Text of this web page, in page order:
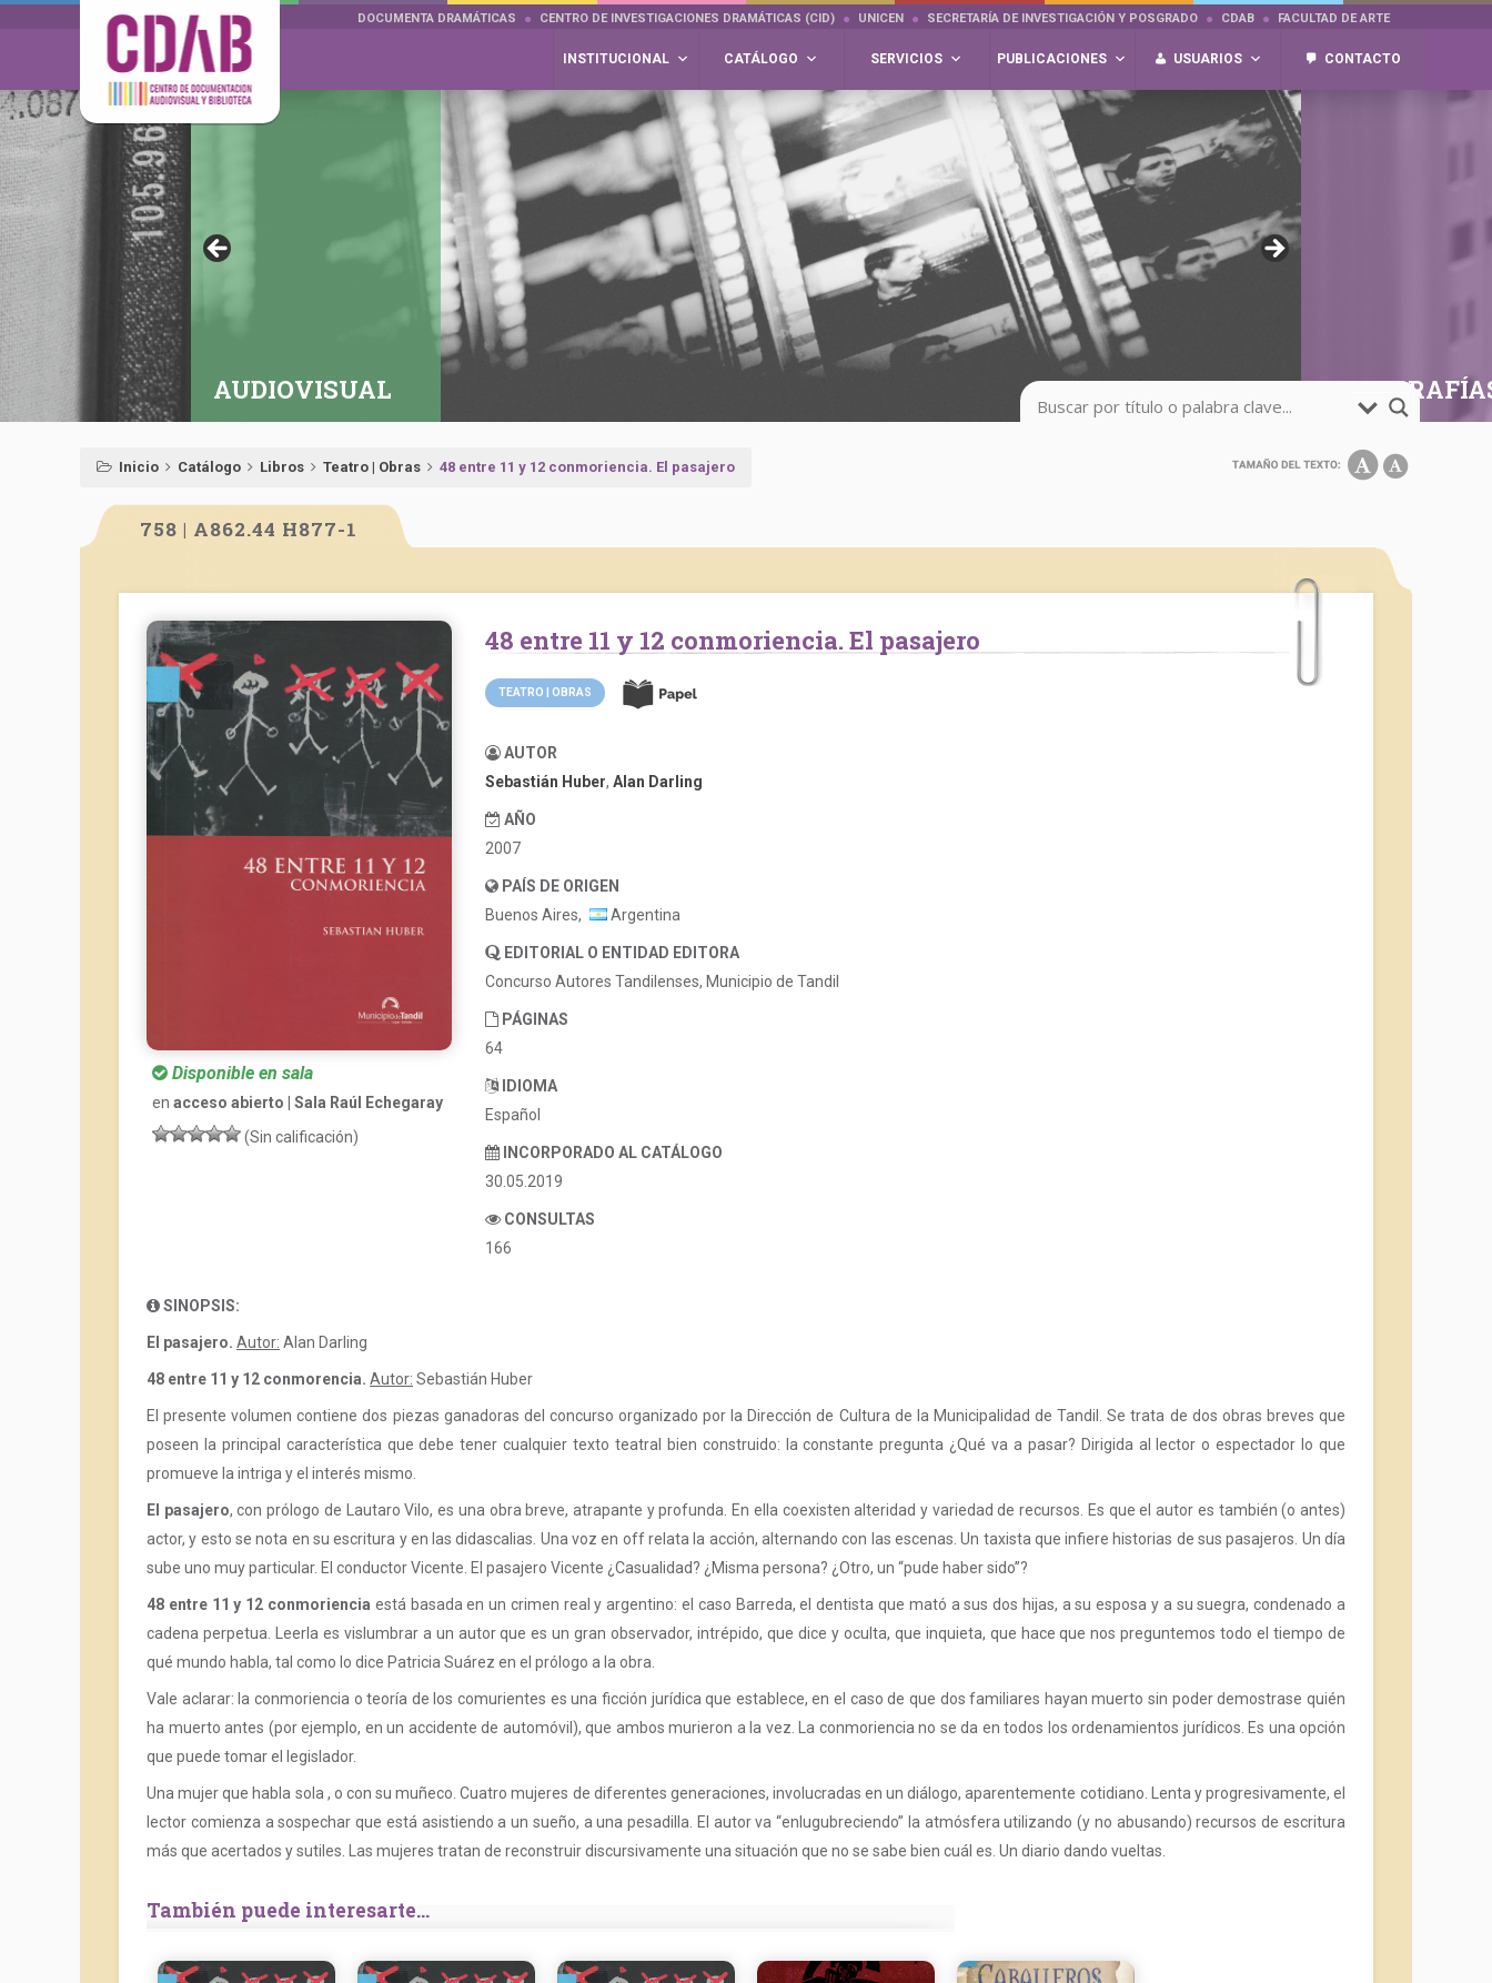
DOCUMENTA DRAMÁTICAS CENTRO DE INVESTIGACIONES DRAMÁTICAS (CID) UNICEN SECRETARÍA DE INVESTIGACIÓN Y POSGRADO CDAB FACULTAD DE ARTE
INSTITUCIONAL CATÁLOGO SERVICIOS PUBLICACIONES USUARIOS CONTACTO
AUDIOVISUAL
Inicio Catálogo Libros Teatro | Obras 48 entre 11 y 12 conmoriencia. El pasajero
758 | A862.44 H877-1
Disponible en sala
en acceso abierto | Sala Raúl Echegaray
(Sin calificación)
48 entre 11 y 12 conmoriencia. El pasajero
TEATRO | OBRAS
AUTOR
Sebastián Huber, Alan Darling
AÑO
2007
PAÍS DE ORIGEN
Buenos Aires,
Argentina
EDITORIAL O ENTIDAD EDITORA
Concurso Autores Tandilenses, Municipio de Tandil
PÁGINAS
64
IDIOMA
Español
INCORPORADO AL CATÁLOGO
30.05.2019
CONSULTAS
166
SINOPSIS:
El pasajero. Autor: Alan Darling
48 entre 11 y 12 conmorencia. Autor: Sebastián Huber
El presente volumen contiene dos piezas ganadoras del concurso organizado por la Dirección de Cultura de la Municipalidad de Tandil. Se trata de dos obras breves que
poseen la principal característica que debe tener cualquier texto teatral bien construido: la constante pregunta ¿Qué va a pasar? Dirigida al lector o espectador lo que
promueve la intriga y el interés mismo.
El pasajero, con prólogo de Lautaro Vilo, es una obra breve, atrapante y profunda. En ella coexisten alteridad y variedad de recursos. Es que el autor es también (o antes)
actor, y esto se nota en su escritura y en las didascalias. Una voz en off relata la acción, alternando con las escenas. Un taxista que infiere historias de sus pasajeros. Un día
sube uno muy particular. El conductor Vicente. El pasajero Vicente ¿Casualidad? ¿Misma persona? ¿Otro, un “pude haber sido”?
48 entre 11 y 12 conmoriencia está basada en un crimen real y argentino: el caso Barreda, el dentista que mató a sus dos hijas, a su esposa y a su suegra, condenado a
cadena perpetua. Leerla es vislumbrar a un autor que es un gran observador, intrépido, que dice y oculta, que inquieta, que hace que nos preguntemos todo el tiempo de
qué mundo habla, tal como lo dice Patricia Suárez en el prólogo a la obra.
Vale aclarar: la conmoriencia o teoría de los comurientes es una ficción jurídica que establece, en el caso de que dos familiares hayan muerto sin poder demostrase quién
ha muerto antes (por ejemplo, en un accidente de automóvil), que ambos murieron a la vez. La conmoriencia no se da en todos los ordenamientos jurídicos. Es una opción
que puede tomar el legislador.
Una mujer que habla sola , o con su muñeco. Cuatro mujeres de diferentes generaciones, involucradas en un diálogo, aparentemente cotidiano. Lenta y progresivamente, el
lector comienza a sospechar que está asistiendo a un sueño, a una pesadilla. El autor va “enlugubreciendo” la atmósfera utilizando (y no abusando) recursos de escritura
más que acertados y sutiles. Las mujeres tratan de reconstruir discursivamente una situación que no se sabe bien cuál es. Un diario dando vueltas.
También puede interesarte...